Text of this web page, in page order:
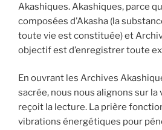
Akashiques. Akashiques, parce
composées d’Akasha (la
toute vie est constituée) et
objectif est d’enregistrer toute
En ouvrant les Archives
sacrée, nous nous alignons sur
reçoit la lecture. La prière
vibrations énergétiques pour